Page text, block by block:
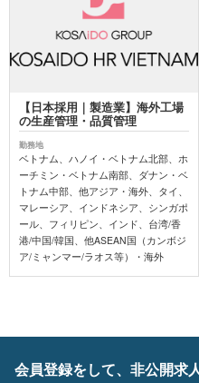
【日本採用｜製造業】海外工場
の生産管理・品質管理
勤務地
ベトナム、ハノイ・ベトナム北部、ホ
ーチミン・ベトナム南部、ダナン・ベ
トナム中部、他アジア・海外、タイ、
マレーシア、インドネシア、シンガポ
ール、フィリピン、インド、台湾/香
港/中国/韓国、他ASEAN国（カンボジ
ア/ミャンマー/ラオス等）・海外
会員登録をして、非公開求